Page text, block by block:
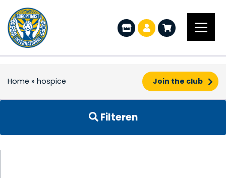
Home » hospice Join the club
Filteren